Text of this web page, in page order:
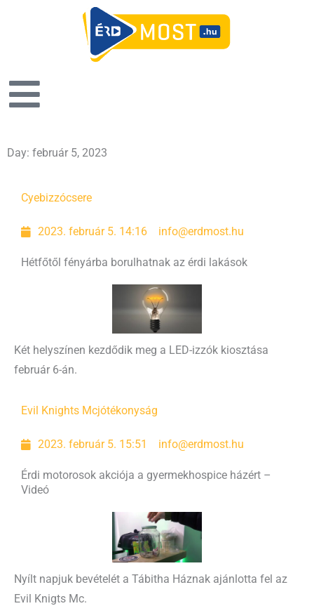
Day: február 5, 2023
Cyebizzócsere
2023. február 5. 14:16 info@erdmost.hu
Hétfőtől fényárba borulhatnak az érdi lakások
Két helyszínen kezdődik meg a LED-izzók kiosztása
február 6-án.
Evil Knights Mcjótékonyság
2023. február 5. 15:51 info@erdmost.hu
Érdi motorosok akciója a gyermekhospice házért –
Videó
Nyílt napjuk bevételét a Tábitha Háznak ajánlotta fel az
Evil Knigts Mc.